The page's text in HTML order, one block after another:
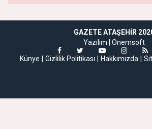
GAZETE ATAŞEHIR
Yazılım | Onemsoft
Künye
Gizlilik Politikası Hakkımızda